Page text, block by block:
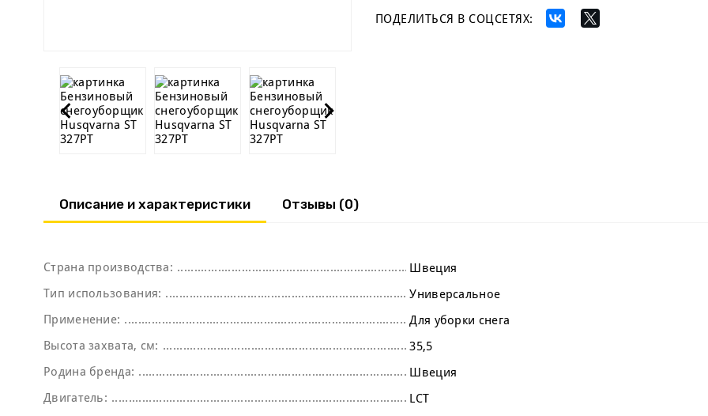
ПОДЕЛИТЬСЯ В СОЦСЕТЯХ:
Описание и характеристики Отзывы (0)
Страна производства:
Швеция
Тип использования:
Универсальное
Применение:
Для уборки снега
Высота захвата, см:
35,5
Родина бренда:
Швеция
Двигатель:
LCT